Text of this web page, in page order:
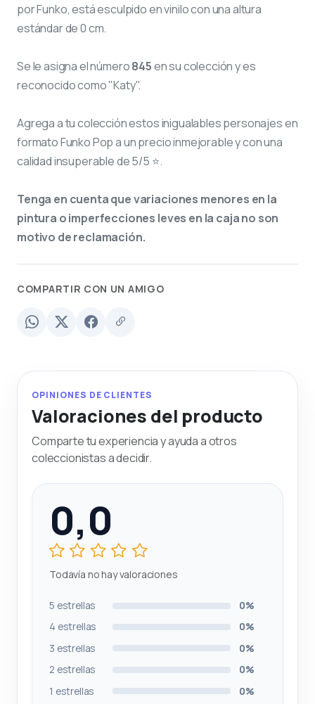
por Funko, está esculpido en vinilo con una altura
estándar de 0 cm.
Se le asigna el número845en su colección y es
reconocido como "Katy".
Agrega a tu colección estos inigualables personajes en
formato Funko Pop a un precio inmejorable y con una
calidad insuperable de 5/5 ⭐.
Tenga en cuenta que variaciones menores en la
pintura o imperfecciones leves en la caja no son
motivo de reclamación.
COMPARTIR CON UN AMIGO
OPINIONES DE CLIENTES
Valoraciones del producto
Comparte tu experiencia y ayuda a otros
coleccionistas a decidir.
0,0
Todavía no hay valoraciones
5 estrellas
0%
4 estrellas
0%
3 estrellas
0%
2 estrellas
0%
1 estrellas
0%